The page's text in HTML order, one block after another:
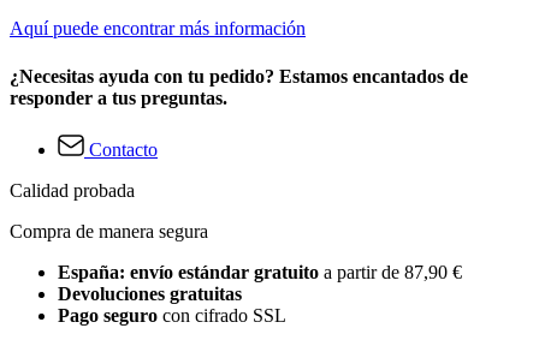
Aquí puede encontrar más información
¿Necesitas ayuda con tu pedido? Estamos encantados de
responder a tus preguntas.
Contacto
Calidad probada
Compra de manera segura
España: envío estándar gratuito a partir de 87,90 €
Devoluciones gratuitas
Pago seguro con cifrado SSL